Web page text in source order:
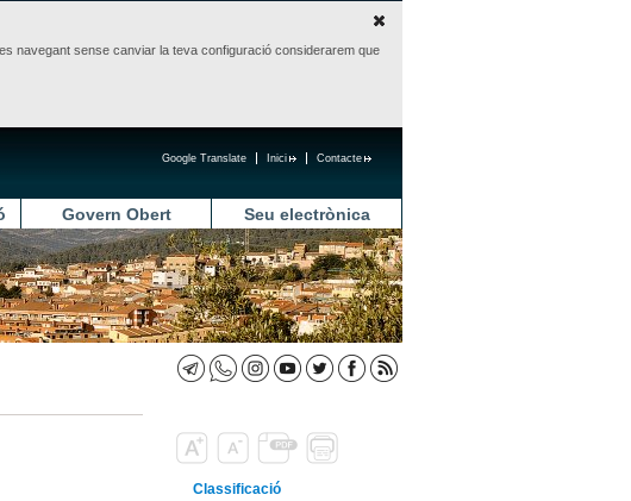
navegant sense canviar la teva configuració considerarem que
Contacte
Inici
Google Translate
Govern Obert Seu electrònica
Classificació